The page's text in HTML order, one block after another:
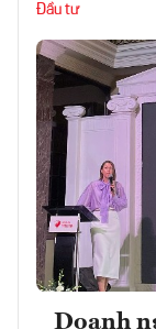
Đầu tư
Doanh